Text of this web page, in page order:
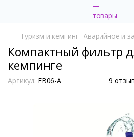
Туризм и кемпинг Аварийное и
Компактный фильтр
кемпинге
Артикул: FB06-A 9